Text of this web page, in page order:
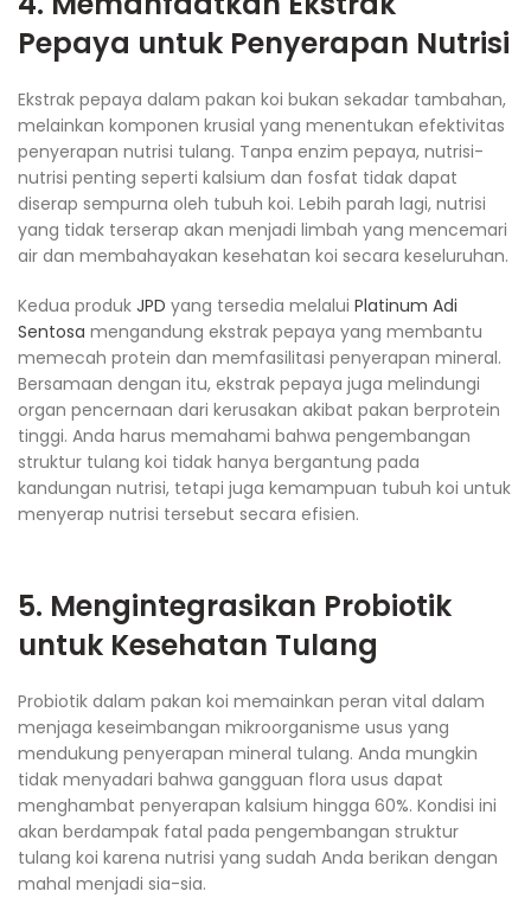
Pepaya untuk Penyerapan Nutrisi
Ekstrak pepaya dalam pakan koi bukan sekadar tambahan,
melainkan komponen krusial yang menentukan efektivitas
penyerapan nutrisi tulang. Tanpa enzim pepaya, nutrisi-
nutrisi penting seperti kalsium dan fosfat tidak dapat
diserap sempurna oleh tubuh koi. Lebih parah lagi, nutrisi
yang tidak terserap akan menjadi limbah yang mencemari
air dan membahayakan kesehatan koi secara keseluruhan.
Kedua produk JPD yang tersedia melalui Platinum Adi
Sentosa mengandung ekstrak pepaya yang membantu
memecah protein dan memfasilitasi penyerapan mineral.
Bersamaan dengan itu, ekstrak pepaya juga melindungi
organ pencernaan dari kerusakan akibat pakan berprotein
tinggi. Anda harus memahami bahwa pengembangan
struktur tulang koi tidak hanya bergantung pada
kandungan nutrisi, tetapi juga kemampuan tubuh koi untuk
menyerap nutrisi tersebut secara efisien.
5. Mengintegrasikan Probiotik
untuk Kesehatan Tulang
Probiotik dalam pakan koi memainkan peran vital dalam
menjaga keseimbangan mikroorganisme usus yang
mendukung penyerapan mineral tulang. Anda mungkin
tidak menyadari bahwa gangguan flora usus dapat
menghambat penyerapan kalsium hingga 60%. Kondisi ini
akan berdampak fatal pada pengembangan struktur
tulang koi karena nutrisi yang sudah Anda berikan dengan
mahal menjadi sia-sia.